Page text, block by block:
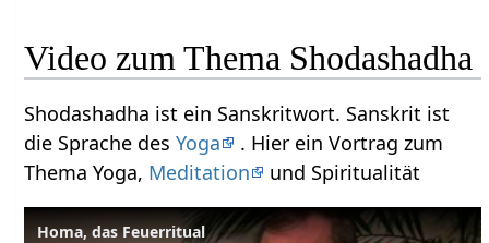
Video zum Thema Shodashadha
Shodashadha ist ein Sanskritwort. Sanskrit ist
die Sprache desYoga
. Hier ein Vortrag zum
Thema Yoga, Meditation und Spiritualität
Homa, das Feuerritual